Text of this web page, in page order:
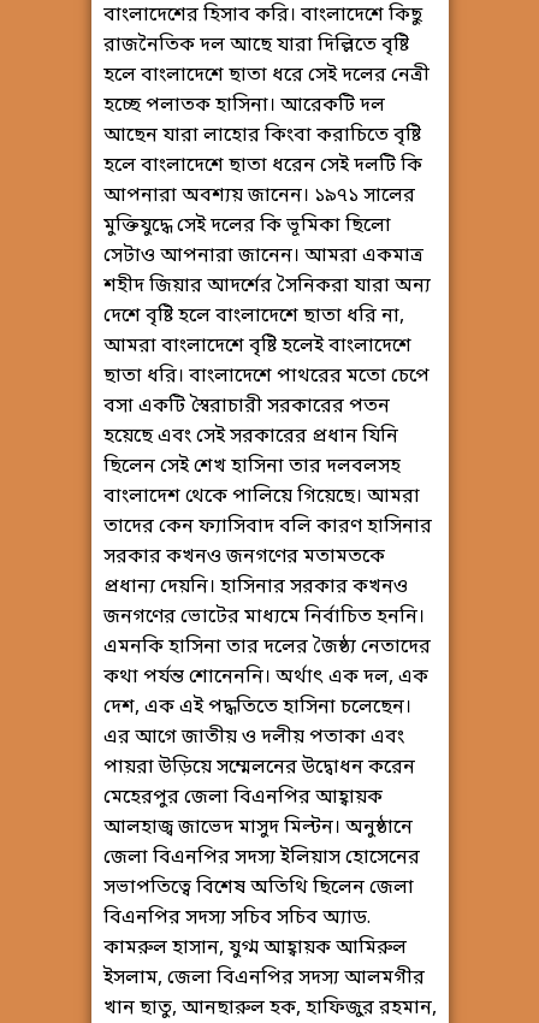
বাংলাদেশের হিসাব করি। বাংলাদেশে কিছু
রাজনৈতিক দল আছে যারা দিল্লিতে বৃষ্টি
হলে বাংলাদেশে ছাতা ধরে সেই দলের নেত্রী
হচ্ছে পলাতক হাসিনা। আরেকটি দল
আছেন যারা লাহোর কিংবা করাচিতে বৃষ্টি
হলে বাংলাদেশে ছাতা ধরেন সেই দলটি কি
আপনারা অবশ্যয় জানেন। ১৯৭১ সালের
মুক্তিযুদ্ধে সেই দলের কি ভূমিকা ছিলো
সেটাও আপনারা জানেন। আমরা একমাত্র
শহীদ জিয়ার আদর্শের সৈনিকরা যারা অন্য
দেশে বৃষ্টি হলে বাংলাদেশে ছাতা ধরি না,
আমরা বাংলাদেশে বৃষ্টি হলেই বাংলাদেশে
ছাতা ধরি। বাংলাদেশে পাথরের মতো চেপে
বসা একটি স্বৈরাচারী সরকারের পতন
হয়েছে এবং সেই সরকারের প্রধান যিনি
ছিলেন সেই শেখ হাসিনা তার দলবলসহ
বাংলাদেশ থেকে পালিয়ে গিয়েছে। আমরা
তাদের কেন ফ্যাসিবাদ বলি কারণ হাসিনার
সরকার কখনও জনগণের মতামতকে
প্রধান্য দেয়নি। হাসিনার সরকার কখনও
জনগণের ভোটের মাধ্যমে নির্বাচিত হননি।
এমনকি হাসিনা তার দলের জৈষ্ঠ্য নেতাদের
কথা পর্যন্ত শোনেননি। অর্থাৎ এক দল, এক
দেশ, এক এই পদ্ধতিতে হাসিনা চলেছেন।
এর আগে জাতীয় ও দলীয় পতাকা এবং
পায়রা উড়িয়ে সম্মেলনের উদ্বোধন করেন
মেহেরপুর জেলা বিএনপির আহ্বায়ক
আলহাজ্ব জাভেদ মাসুদ মিল্টন। অনুষ্ঠানে
জেলা বিএনপির সদস্য ইলিয়াস হোসেনের
সভাপতিত্বে বিশেষ অতিথি ছিলেন জেলা
বিএনপির সদস্য সচিব সচিব অ্যাড.
কামরুল হাসান, যুগ্ম আহ্বায়ক আমিরুল
ইসলাম, জেলা বিএনপির সদস্য আলমগীর
খান ছাতু, আনছারুল হক, হাফিজুর রহমান,